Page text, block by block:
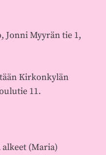
Jonni Myyrän tie 1,
Kirkonkylän
11.
alkeet (Maria)